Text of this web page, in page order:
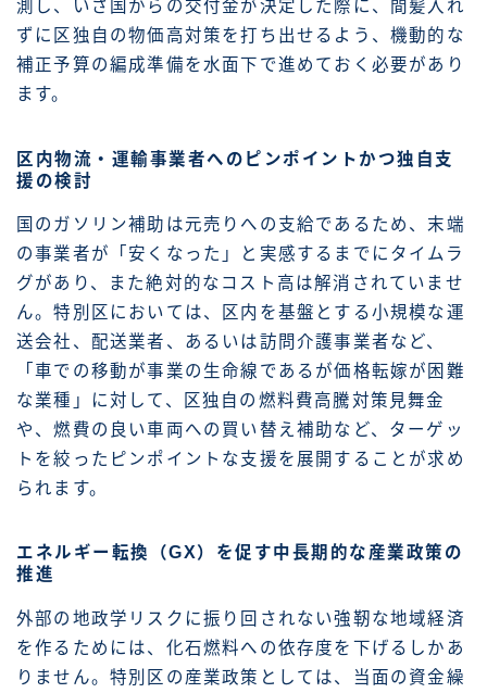
測し、いざ国からの交付金が決定した際に、間髪入れ
ずに区独自の物価高対策を打ち出せるよう、機動的な
補正予算の編成準備を水面下で進めておく必要があり
ます。
区内物流・運輸事業者へのピンポイントかつ独自支
援の検討
国のガソリン補助は元売りへの支給であるため、末端
の事業者が「安くなった」と実感するまでにタイムラ
グがあり、また絶対的なコスト高は解消されていませ
ん。特別区においては、区内を基盤とする小規模な運
送会社、配送業者、あるいは訪問介護事業者など、
「車での移動が事業の生命線であるが価格転嫁が困難
な業種」に対して、区独自の燃料費高騰対策見舞金
や、燃費の良い車両への買い替え補助など、ターゲッ
トを絞ったピンポイントな支援を展開することが求め
られます。
エネルギー転換（GX）を促す中長期的な産業政策の
推進
外部の地政学リスクに振り回されない強靭な地域経済
を作るためには、化石燃料への依存度を下げるしかあ
りません。特別区の産業政策としては、当面の資金繰